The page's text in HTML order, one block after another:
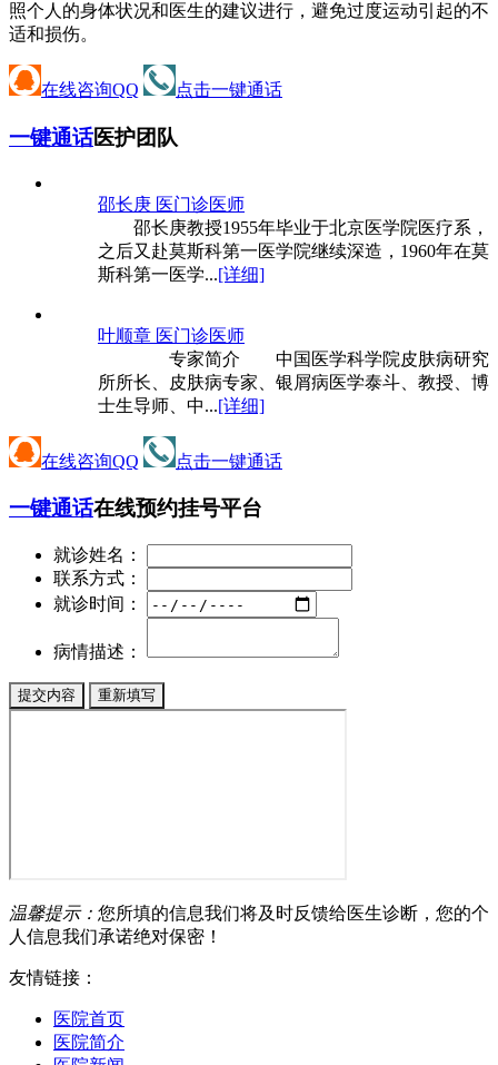
照个人的身体状况和医生的建议进行，避免过度运动引起的不
适和损伤。
在线咨询QQ 点击一键通话
一键通话医护团队
邵长庚 医门诊医师
邵长庚教授1955年毕业于北京医学院医疗系，
之后又赴莫斯科第一医学院继续深造，1960年在莫
斯科第一医学...[详细]
叶顺章 医门诊医师
专家简介 中国医学科学院皮肤病研究
所所长、皮肤病专家、银屑病医学泰斗、教授、博
士生导师、中...[详细]
在线咨询QQ 点击一键通话
一键通话在线预约挂号平台
就诊姓名：
联系方式：
就诊时间：
病情描述：
温馨提示： 您所填的信息我们将及时反馈给医生诊断，您的个
人信息我们承诺绝对保密！
友情链接：
医院首页
医院简介